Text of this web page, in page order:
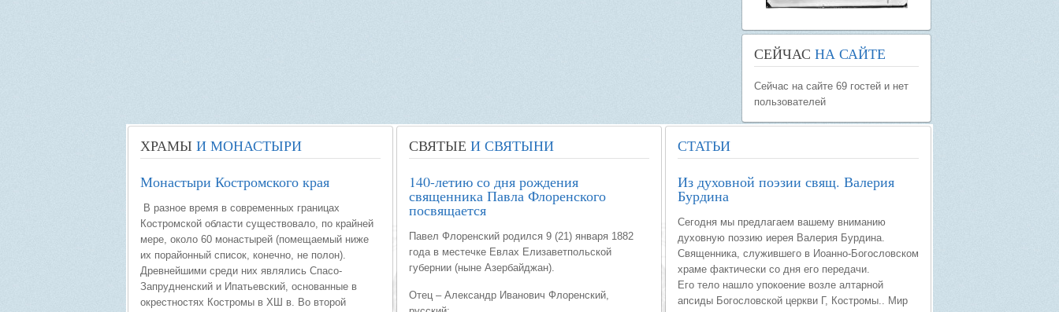
СЕЙЧАС НА САЙТЕ
Сейчас на сайте 69 гостей и нет
пользователей
ХРАМЫ И МОНАСТЫРИ
Монастыри Костромского края
В разное время в современных границах
Костромской области существовало, по крайней
мере, около 60 монастырей (помещаемый ниже
их порайонный спи­сок, конечно, не полон).
Древнейшими среди них являлись Спасо-
Запрудненский и Ипатьевский, основанные в
окрестностях Костромы в ХШ в. Во второй
СВЯТЫЕ И СВЯТЫНИ
140-летию со дня рождения
священника Павла Флоренского
посвящается
Павел Флоренский родился 9 (21) января 1882
года в местечке Евлах Елизаветпольской
губернии (ныне Азербайджан).
Отец – Александр Иванович Флоренский,
СТАТЬИ
Из духовной поэзии свящ. Валерия
Бурдина
Сегодня мы предлагаем вашему вниманию
духовную поэзию иерея Валерия Бурдина.
Священника, служившего в Иоанно-Богословском
храме фактически со дня его передачи.
Его тело нашло упокоение возле алтарной
апсиды Богословской церкви Г, Костромы.. Мир